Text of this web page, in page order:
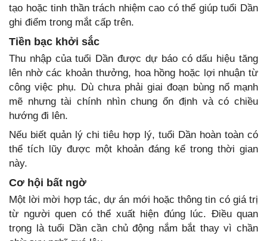
tạo hoặc tinh thần trách nhiệm cao có thể giúp tuổi Dần
ghi điểm trong mắt cấp trên.
Tiền bạc khởi sắc
Thu nhập của tuổi Dần được dự báo có dấu hiệu tăng
lên nhờ các khoản thưởng, hoa hồng hoặc lợi nhuận từ
công việc phụ. Dù chưa phải giai đoạn bùng nổ mạnh
mẽ nhưng tài chính nhìn chung ổn định và có chiều
hướng đi lên.
Nếu biết quản lý chi tiêu hợp lý, tuổi Dần hoàn toàn có
thể tích lũy được một khoản đáng kể trong thời gian
này.
Cơ hội bất ngờ
Một lời mời hợp tác, dự án mới hoặc thông tin có giá trị
từ người quen có thể xuất hiện đúng lúc. Điều quan
trọng là tuổi Dần cần chủ động nắm bắt thay vì chần